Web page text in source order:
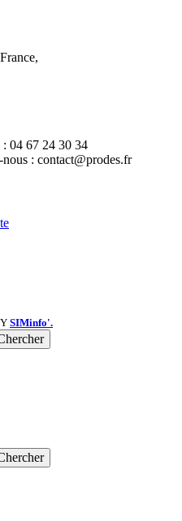
: 04 67 24 30 34
: contact@prodes.fr
SIMinfo'.